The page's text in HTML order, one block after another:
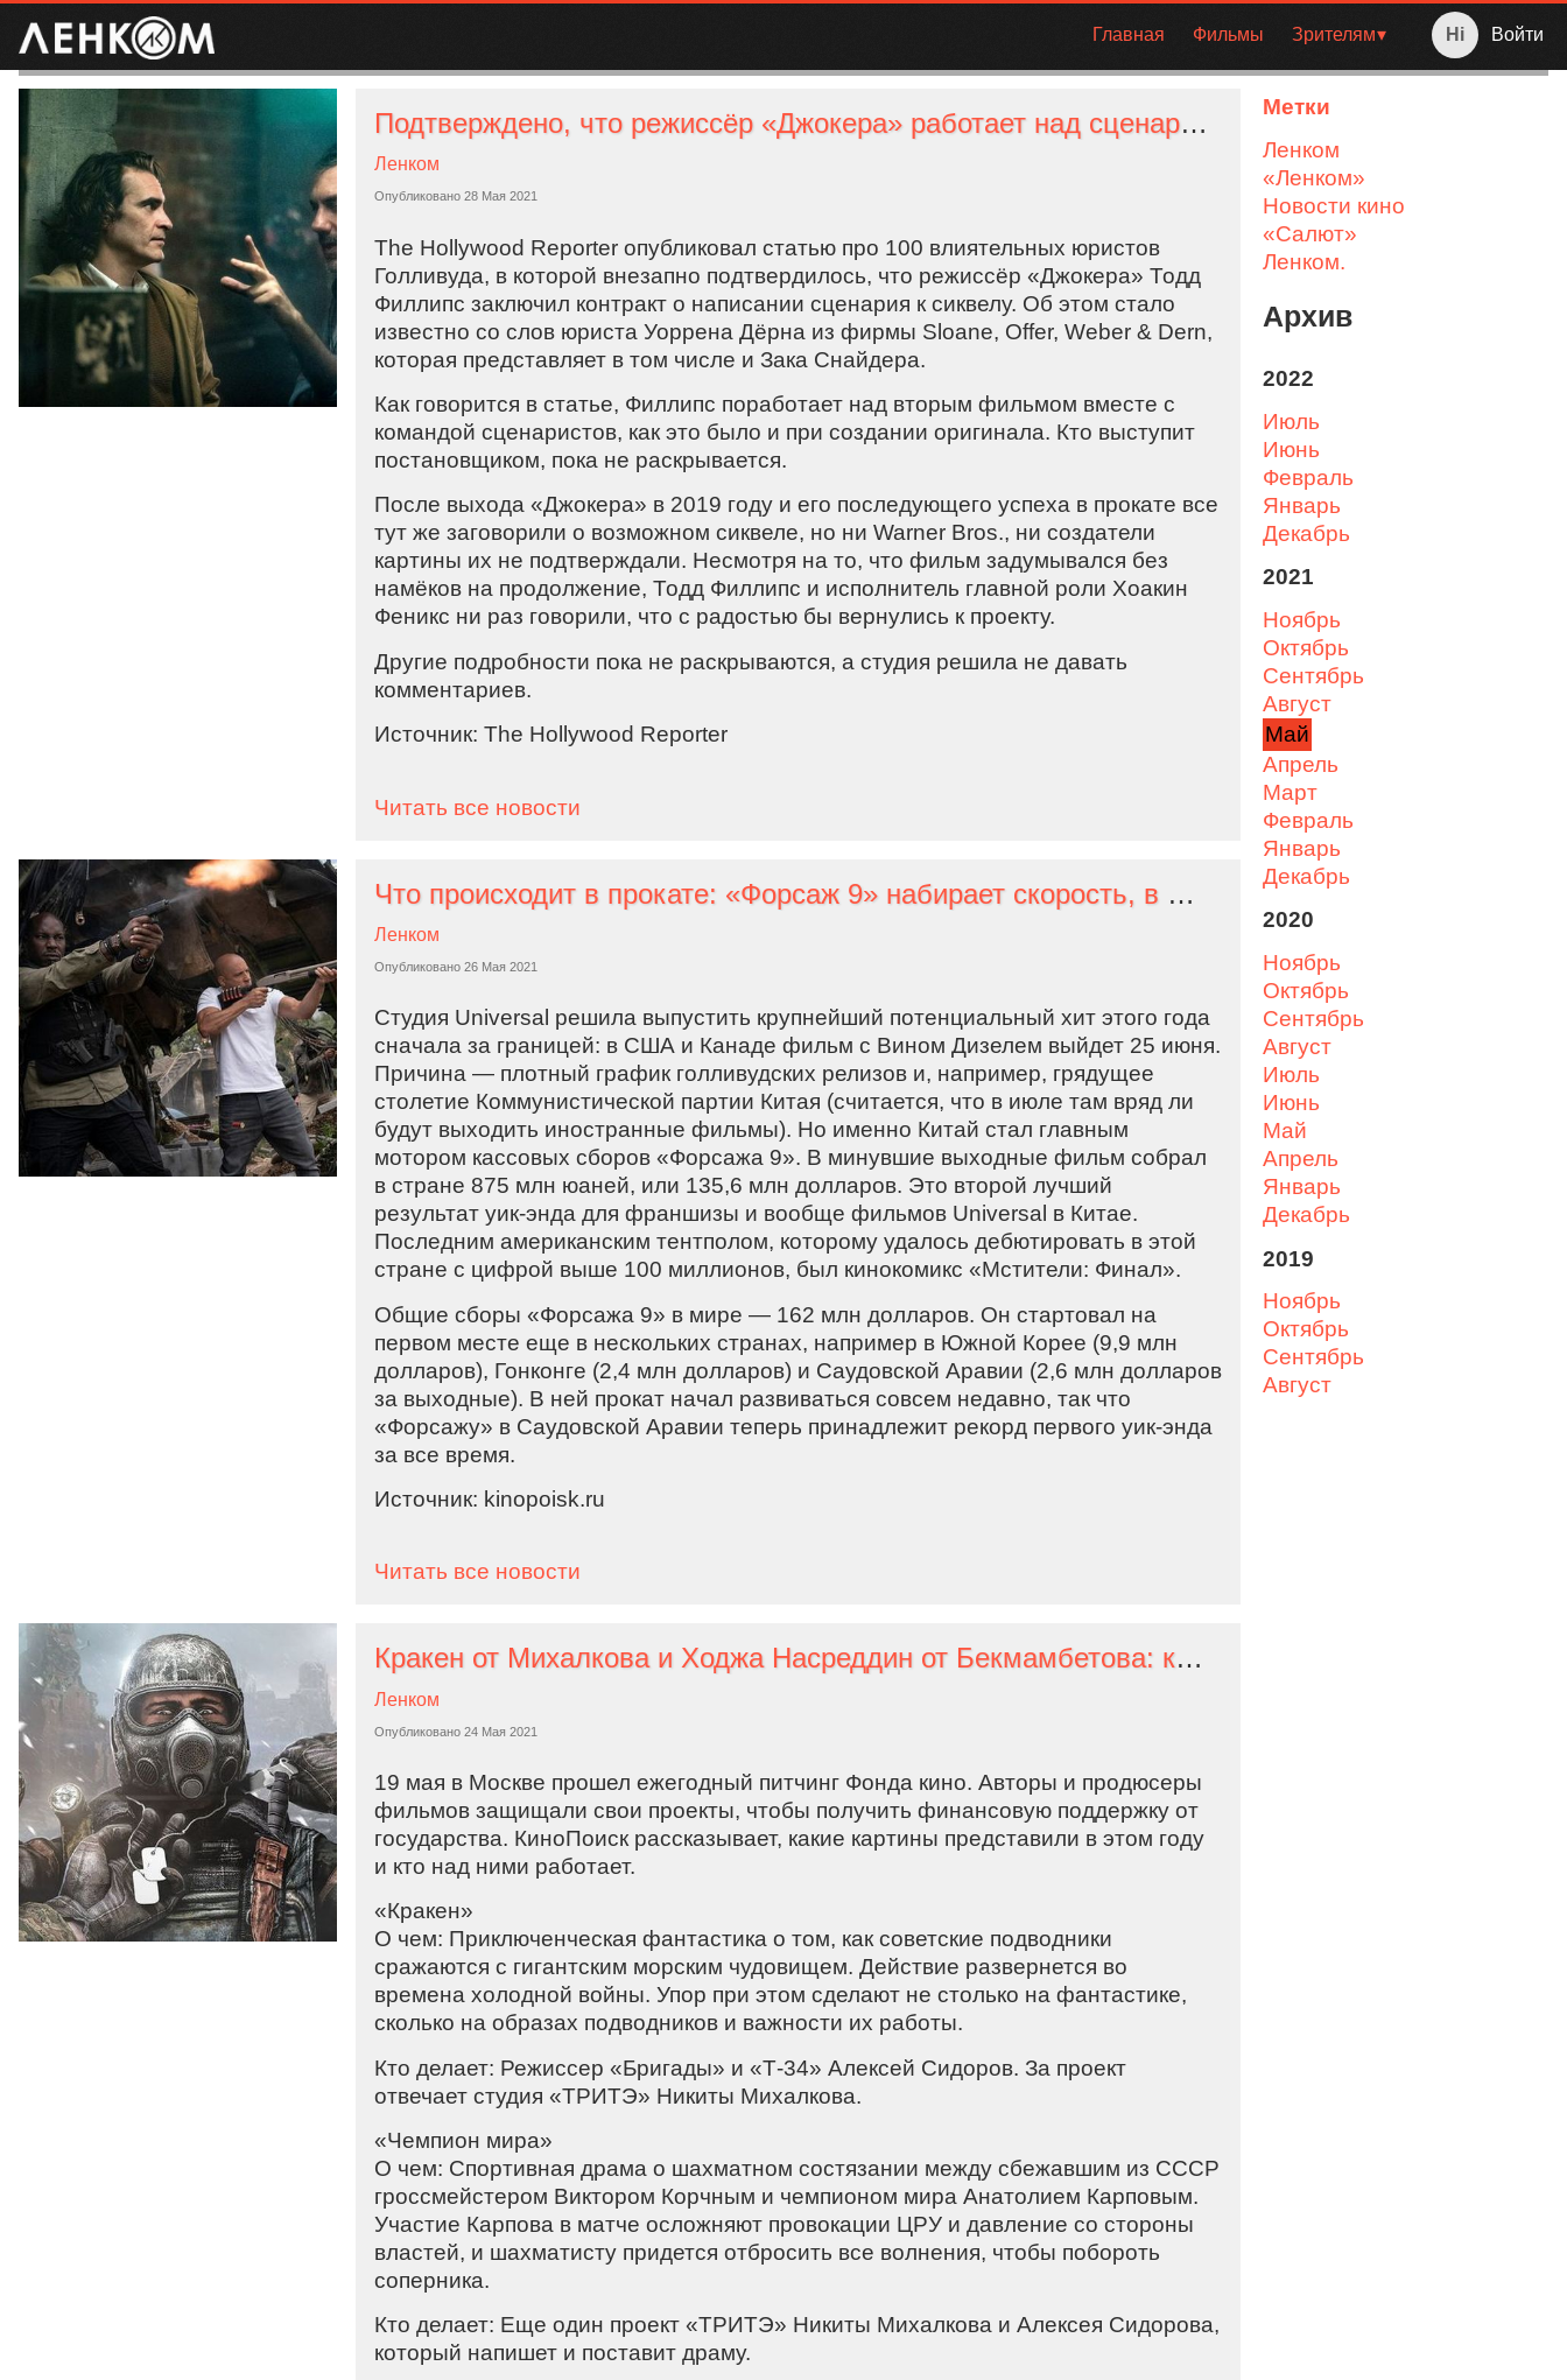
Главная Фильмы Зрителям Войти
Подтверждено, что режиссёр «Джокера» работает над сценарием продолжения
Опубликовано 28 Мая 2021
Ленком
The Hollywood Reporter опубликовал статью про 100 влиятельных юристов
Голливуда, в которой внезапно подтвердилось, что режиссёр «Джокера» Тодд
Филлипс заключил контракт о написании сценария к сиквелу. Об этом стало
известно со слов юриста Уоррена Дёрна из фирмы Sloane, Offer, Weber & Dern,
которая представляет в том числе и Зака Снайдера.
Как говорится в статье, Филлипс поработает над вторым фильмом вместе с
командой сценаристов, как это было и при создании оригинала. Кто выступит
постановщиком, пока не раскрывается.
После выхода «Джокера» в 2019 году и его последующего успеха в прокате все
тут же заговорили о возможном сиквеле, но ни Warner Bros., ни создатели
картины их не подтверждали. Несмотря на то, что фильм задумывался без
намёков на продолжение, Тодд Филлипс и исполнитель главной роли Хоакин
Феникс ни раз говорили, что с радостью бы вернулись к проекту.
Другие подробности пока не раскрываются, а студия решила не давать
комментариев.
Источник: The Hollywood Reporter
Читать все новости
Что происходит в прокате: «Форсаж 9» набирает скорость, в Америке затишье, в Европе открываются кинотеатры
Опубликовано 26 Мая 2021
Ленком
Студия Universal решила выпустить крупнейший потенциальный хит этого года
сначала за границей: в США и Канаде фильм с Вином Дизелем выйдет 25 июня.
Причина — плотный график голливудских релизов и, например, грядущее
столетие Коммунистической партии Китая (считается, что в июле там вряд ли
будут выходить иностранные фильмы). Но именно Китай стал главным
мотором кассовых сборов «Форсажа 9». В минувшие выходные фильм собрал
в стране 875 млн юаней, или 135,6 млн долларов. Это второй лучший
результат уик-энда для франшизы и вообще фильмов Universal в Китае.
Последним американским тентполом, которому удалось дебютировать в этой
стране с цифрой выше 100 миллионов, был кинокомикс «Мстители: Финал».
Общие сборы «Форсажа 9» в мире — 162 млн долларов. Он стартовал на
первом месте еще в нескольких странах, например в Южной Корее (9,9 млн
долларов), Гонконге (2,4 млн долларов) и Саудовской Аравии (2,6 млн долларов
за выходные). В ней прокат начал развиваться совсем недавно, так что
«Форсажу» в Саудовской Аравии теперь принадлежит рекорд первого уик-энда
за все время.
Источник: kinopoisk.ru
Читать все новости
Кракен от Михалкова и Ходжа Насреддин от Бекмамбетова: кинокомпании представили Фонду кино 14 проектов
Опубликовано 24 Мая 2021
Ленком
19 мая в Москве прошел ежегодный питчинг Фонда кино. Авторы и продюсеры
фильмов защищали свои проекты, чтобы получить финансовую поддержку от
государства. КиноПоиск рассказывает, какие картины представили в этом году
и кто над ними работает.
«Кракен»
О чем: Приключенческая фантастика о том, как советские подводники
сражаются с гигантским морским чудовищем. Действие развернется во
времена холодной войны. Упор при этом сделают не столько на фантастике,
сколько на образах подводников и важности их работы.
Кто делает: Режиссер «Бригады» и «Т-34» Алексей Сидоров. За проект
отвечает студия «ТРИТЭ» Никиты Михалкова.
«Чемпион мира»
О чем: Спортивная драма о шахматном состязании между сбежавшим из СССР
гроссмейстером Виктором Корчным и чемпионом мира Анатолием Карповым.
Участие Карпова в матче осложняют провокации ЦРУ и давление со стороны
властей, и шахматисту придется отбросить все волнения, чтобы побороть
соперника.
Кто делает: Еще один проект «ТРИТЭ» Никиты Михалкова и Алексея Сидорова,
который напишет и поставит драму.
Метки
Ленком
«Ленком»
Новости кино
«Салют»
Ленком.
Архив
2022
июль
июнь
февраль
январь
декабрь
2021
ноябрь
октябрь
сентябрь
август
май
апрель
март
февраль
январь
декабрь
2020
ноябрь
октябрь
сентябрь
август
июль
июнь
май
апрель
январь
декабрь
2019
ноябрь
октябрь
сентябрь
август